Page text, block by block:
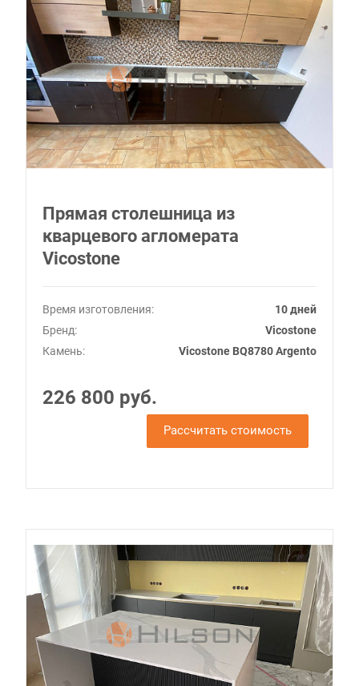
Прямая столешница из
кварцевого агломерата
Vicostone
Время изготовления:
10 дней
Бренд:
Vicostone
Камень:
Vicostone BQ8780 Argento
226 800 руб.
Рассчитать стоимость